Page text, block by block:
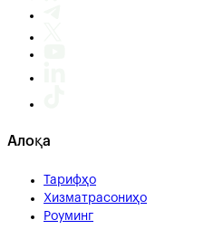
Алоқа
Тарифҳо
Хизматрасониҳо
Роуминг